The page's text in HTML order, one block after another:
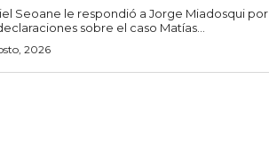
Seoane le respondió a Jorge Miadosqui por
sobre el caso Matías...
2026